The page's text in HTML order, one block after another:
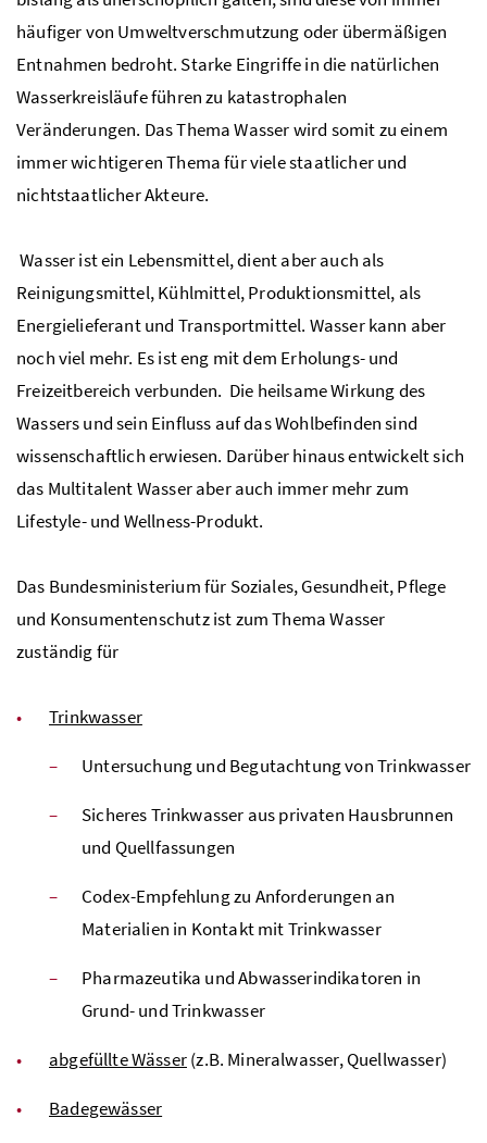
häufiger von Umweltverschmutzung oder übermäßigen
Entnahmen bedroht. Starke Eingriffe in die natürlichen
Wasserkreisläufe führen zu katastrophalen
Veränderungen. Das Thema Wasser wird somit zu einem
immer wichtigeren Thema für viele staatlicher und
nichtstaatlicher Akteure.
Wasser ist ein Lebensmittel, dient aber auch als
Reinigungsmittel, Kühlmittel, Produktionsmittel, als
Energielieferant und Transportmittel. Wasser kann aber
noch viel mehr. Es ist eng mit dem Erholungs- und
Freizeitbereich verbunden. Die heilsame Wirkung des
Wassers und sein Einfluss auf das Wohlbefinden sind
wissenschaftlich erwiesen. Darüber hinaus entwickelt sich
das Multitalent Wasser aber auch immer mehr zum
Lifestyle- und Wellness-Produkt.
Das Bundesministerium für Soziales, Gesundheit, Pflege
und Konsumentenschutz ist zum Thema Wasser
zuständig für
Trinkwasser
Untersuchung und Begutachtung von Trinkwasser
Sicheres Trinkwasser aus privaten Hausbrunnen
und Quellfassungen
Codex-Empfehlung zu Anforderungen an
Materialien in Kontakt mit Trinkwasser
Pharmazeutika und Abwasserindikatoren in
Grund- und Trinkwasser
abgefüllte Wässer(z.B. Mineralwasser, Quellwasser)
Badegewässer